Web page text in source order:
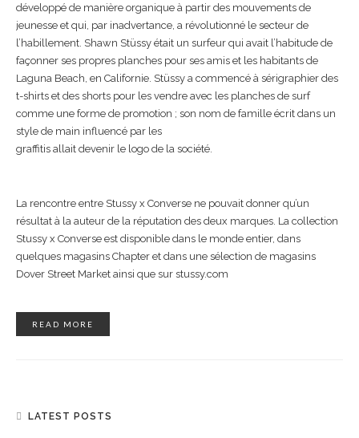
développé de manière organique à partir des mouvements de
jeunesse et qui, par inadvertance, a révolutionné le secteur de
l’habillement. Shawn Stüssy était un surfeur qui avait l’habitude de
façonner ses propres planches pour ses amis et les habitants de
Laguna Beach, en Californie. Stüssy a commencé à sérigraphier des
t-shirts et des shorts pour les vendre avec les planches de surf
comme une forme de promotion ; son nom de famille écrit dans un
style de main influencé par les
graffitis allait devenir le logo de la société.
La rencontre entre Stussy x Converse ne pouvait donner qu’un
résultat à la auteur de la réputation des deux marques. La collection
Stussy x Converse est disponible dans le monde entier, dans
quelques magasins Chapter et dans une sélection de magasins
Dover Street Market ainsi que sur stussy.com
READ MORE
LATEST POSTS